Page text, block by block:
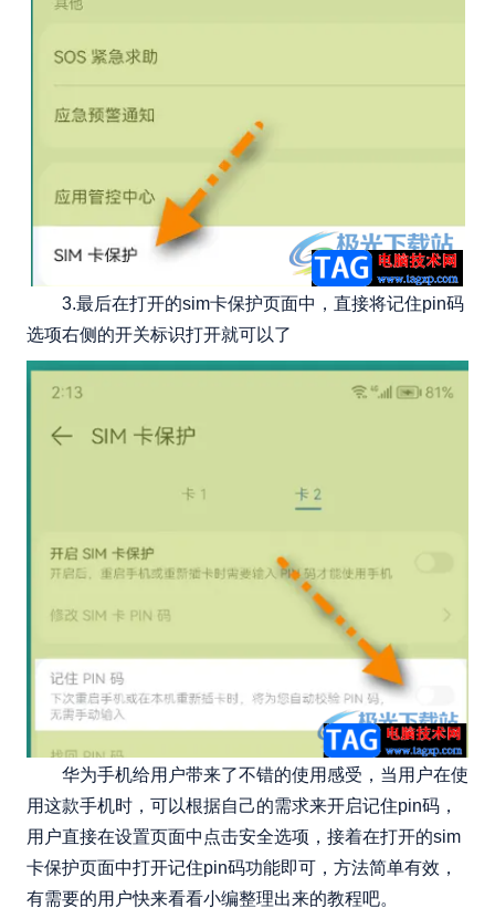
3.最后在打开的sim卡保护页面中，直接将记住pin码
选项右侧的开关标识打开就可以了
华为手机给用户带来了不错的使用感受，当用户在使
用这款手机时，可以根据自己的需求来开启记住pin码，
用户直接在设置页面中点击安全选项，接着在打开的sim
卡保护页面中打开记住pin码功能即可，方法简单有效，
有需要的用户快来看看小编整理出来的教程吧。